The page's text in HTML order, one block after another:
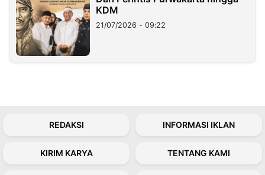
KDM
21/07/2026 - 09:22
REDAKSI INFORMASI IKLAN
KIRIM KARYA TENTANG KAMI